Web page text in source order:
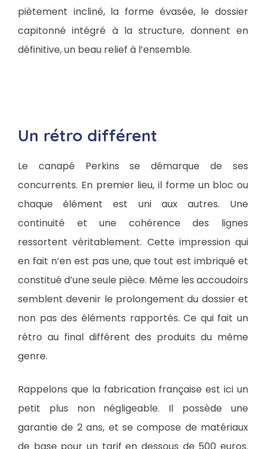
piètement incliné, la forme évasée, le dossier
capitonné intégré à la structure, donnent en
définitive, un beau relief à l’ensemble.
Un rétro différent
Le canapé Perkins se démarque de ses
concurrents. En premier lieu, il forme un bloc ou
chaque élément est uni aux autres. Une
continuité et une cohérence des lignes
ressortent véritablement. Cette impression qui
en fait n’en est pas une, que tout est imbriqué et
constitué d’une seule pièce. Même les accoudoirs
semblent devenir le prolongement du dossier et
non pas des éléments rapportés. Ce qui fait un
rétro au final différent des produits du même
genre.
Rappelons que la fabrication française est ici un
petit plus non négligeable. Il possède une
garantie de 2 ans, et se compose de matériaux